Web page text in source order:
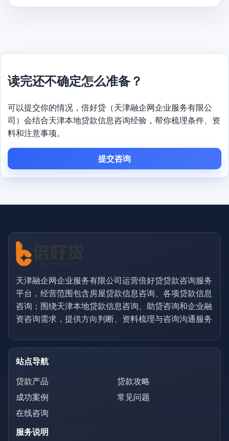
读完还不确定怎么准备？
可以提交你的情况，倍好贷（天津融企网企业服务有限公
司）会结合天津本地贷款信息咨询经验，帮你梳理条件、资
料和注意事项。
提交咨询
天津融企网企业服务有限公司运营倍好贷贷款咨询服务
平台，经营范围包含房屋贷款信息咨询、各项贷款信息
咨询；围绕天津本地贷款信息咨询、助贷咨询和企业融
资咨询需求，提供方向判断、资料梳理与咨询沟通服务
站点导航
贷款产品
贷款攻略
成功案例
常见问题
在线咨询
服务说明